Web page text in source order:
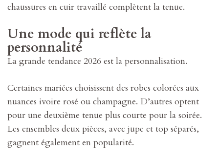
chaussures en cuir travaillé complètent la tenue.
Une mode qui reflète la
personnalité
La grande tendance 2026 est la personnalisation.
Certaines mariées choisissent des robes colorées aux
nuances ivoire rosé ou champagne. D’autres optent
pour une deuxième tenue plus courte pour la soirée.
Les ensembles deux pièces, avec jupe et top séparés,
gagnent également en popularité.